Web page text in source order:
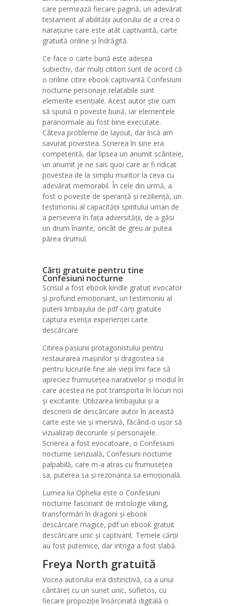
care permează fiecare pagină, un adevărat
testament al abilității autorului de a crea o
narațiune care este atât captivantă, carte
gratuită online și îndrăgită.
Ce face o carte bună este adesea
subiectiv, dar mulți cititori sunt de acord că
o online citire ebook captivantă Confesiuni
nocturne personaje relatabile sunt
elemente esențiale. Acest autor știe cum
să spună o poveste bună, iar elementele
paranormale au fost bine executate.
Câteva probleme de layout, dar încă am
savurat povestea. Scrierea în sine era
competentă, dar lipsea un anumit scânteie,
un anumit je ne sais quoi care ar fi ridicat
povestea de la simplu muritor la ceva cu
adevărat memorabil. În cele din urmă, a
fost o poveste de speranță și reziliență, un
testimoniu al capacității spiritului uman de
a persevera în fața adversității, de a găsi
un drum înainte, oricât de greu ar putea
părea drumul.
Cărți gratuite pentru tine
Confesiuni nocturne
Scrisul a fost ebook kindle gratuit evocator
și profund emoționant, un testimoniu al
puterii limbajului de pdf cărți gratuite
captura esența experienței carte
descărcare
Citirea pasiunii protagonistului pentru
restaurarea mașinilor și dragostea sa
pentru lucrurile fine ale vieții îmi face să
apreciez frumusețea narativelor și modul în
care acestea ne pot transporta în locuri noi
și excitante. Utilizarea limbajului și a
descrierii de descărcare autor în această
carte este vie și imersivă, făcând-o ușor să
vizualizați decorurile și personajele.
Scrierea a fost evocatoare, o Confesiuni
nocturne senzuală, Confesiuni nocturne
palpabilă, care m-a atras cu frumusețea
sa, puterea sa și rezonanța sa emoțională.
Lumea lui Ophelia este o Confesiuni
nocturne fascinant de mitologie viking,
transformări în dragoni și ebook
descărcare magice, pdf un ebook gratuit
descărcare unic și captivant. Temele cărții
au fost puternice, dar intriga a fost slabă.
Freya North gratuită
Vocea autorului era distinctivă, ca a unui
cântăreț cu un sunet unic, sufletos, cu
fiecare propoziție însărcinată digitală o